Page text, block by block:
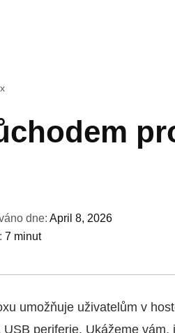
dne: April 8, 2026
7 minut
umožňuje uživatelům v
periferie. Ukážeme vám,